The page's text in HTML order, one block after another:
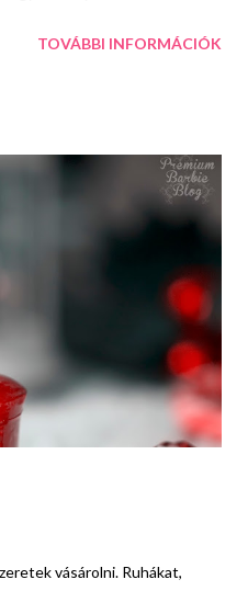
Biztos, hogy kell ez neked?
valamire. Vágytam arra, hogy
helyezhessem az életem.
pillanatig boldog is voltam
dolog, hogy felvállaltam belső,
bizonyos
más emberek
így? Találok más, hasonló
TOVÁBBI INFORMÁCIÓK
vásárolni. Ruhákat,